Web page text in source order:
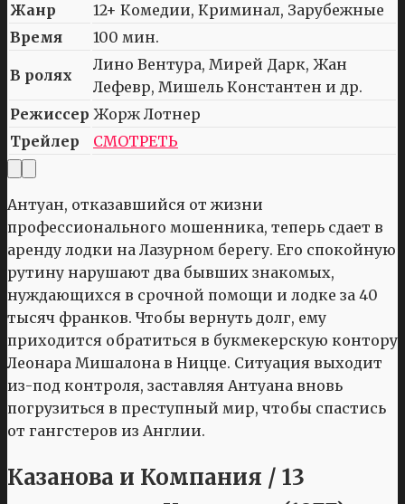
Жанр
12+ Комедии, Криминал, Зарубежные
Время
100 мин.
В ролях
Лино Вентура, Мирей Дарк, Жан
Лефевр, Мишель Константен и др.
Режиссер Жорж Лотнер
Трейлер
СМОТРЕТЬ
Антуан, отказавшийся от жизни
профессионального мошенника, теперь сдает в
аренду лодки на Лазурном берегу. Его спокойную
рутину нарушают два бывших знакомых,
нуждающихся в срочной помощи и лодке за 40
тысяч франков. Чтобы вернуть долг, ему
приходится обратиться в букмекерскую контору
Леонара Мишалона в Ницце. Ситуация выходит
из-под контроля, заставляя Антуана вновь
погрузиться в преступный мир, чтобы спастись
от гангстеров из Англии.
Казанова и Компания / 13